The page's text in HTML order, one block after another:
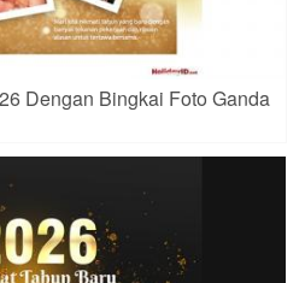
Dengan Bingkai Foto Ganda